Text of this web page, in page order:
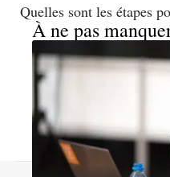
Quelles sont les étapes
À ne pas